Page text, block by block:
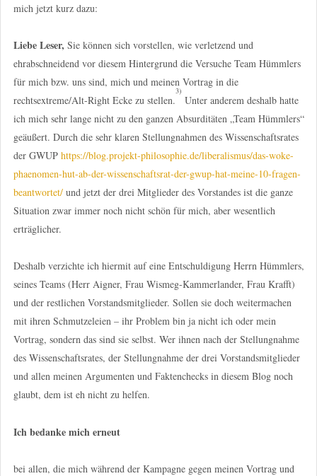
mich jetzt kurz dazu:
Liebe Leser, Sie können sich vorstellen, wie verletzend und
ehrabschneidend vor diesem Hintergrund die Versuche Team Hümmlers
für mich bzw. uns sind, mich und meinen Vortrag in die
rechtsextreme/Alt-Right Ecke zu stellen.
3)
Unter anderem deshalb hatte
ich mich sehr lange nicht zu den ganzen Absurditäten „Team Hümmlers“
geäußert. Durch die sehr klaren Stellungnahmen des Wissenschaftsrates
der GWUP https://blog.projekt-philosophie.de/liberalismus/das-woke-
phaenomen-hut-ab-der-wissenschaftsrat-der-gwup-hat-meine-10-fragen-
beantwortet/und jetzt der drei Mitglieder des Vorstandes ist die ganze
Situation zwar immer noch nicht schön für mich, aber wesentlich
erträglicher.
Deshalb verzichte ich hiermit auf eine Entschuldigung Herrn Hümmlers,
seines Teams (Herr Aigner, Frau Wismeg-Kammerlander, Frau Krafft)
und der restlichen Vorstandsmitglieder. Sollen sie doch weitermachen
mit ihren Schmutzeleien – ihr Problem bin ja nicht ich oder mein
Vortrag, sondern das sind sie selbst. Wer ihnen nach der Stellungnahme
des Wissenschaftsrates, der Stellungnahme der drei Vorstandsmitglieder
und allen meinen Argumenten und Faktenchecks in diesem Blog noch
glaubt, dem ist eh nicht zu helfen.
Ich bedanke mich erneut
bei allen, die mich während der Kampagne gegen meinen Vortrag und